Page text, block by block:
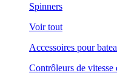
Spinners
Voir tout
Accessoires pour
Contrôleurs de